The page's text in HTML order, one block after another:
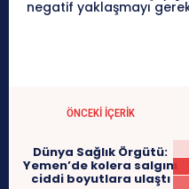
negatif yaklaşmayı
ÖNCEKI İÇERIK
Dünya Sağlık Örgütü:
Yemen’de kolera salgını
ciddi boyutlara ulaştı